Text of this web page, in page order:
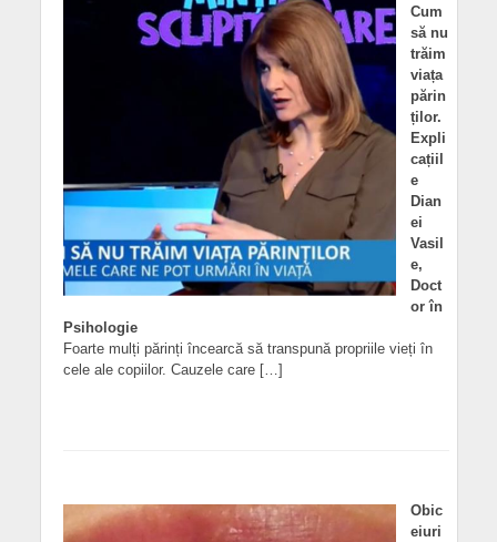
Cum
să nu
trăim
viața
părin
ților.
Expli
cațiil
e
Dian
ei
Vasil
e,
Doct
or în
Psihologie
Foarte mulți părinți încearcă să transpună propriile vieți în
cele ale copiilor. Cauzele care […]
Obic
eiuri